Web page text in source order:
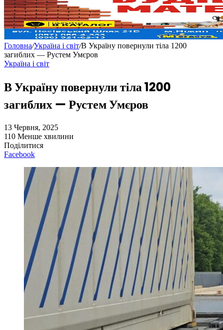
Головна/Україна і світ/В Україну повернули тіла 1200
загиблих — Рустем Умєров
Україна і світ
В Україну повернули тіла 1200
загиблих — Рустем Умєров
13 Червня, 2025
110 Менше хвилини
Поділитися
Facebook